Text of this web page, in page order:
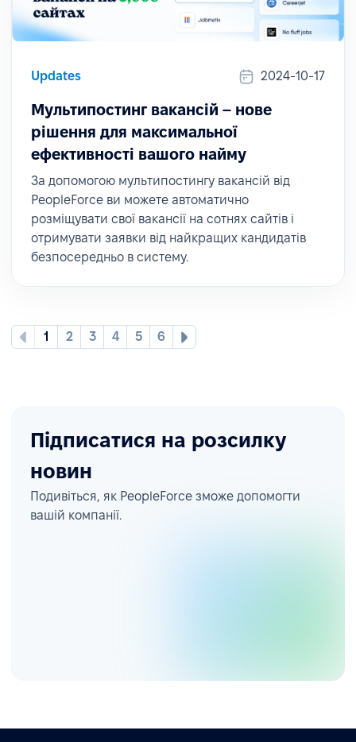
Updates 2024-10-17
Мультипостинг вакансій – нове
рішення для максимальної
ефективності вашого найму
За допомогою мультипостингу вакансій від
PeopleForce ви можете автоматично
розміщувати свої вакансії на сотнях сайтів і
отримувати заявки від найкращих кандидатів
безпосередньо в систему.
1 2 3 4 5 6
Підписатися на розсилку
новин
Подивіться, як PeopleForce зможе допомогти
вашій компанії.